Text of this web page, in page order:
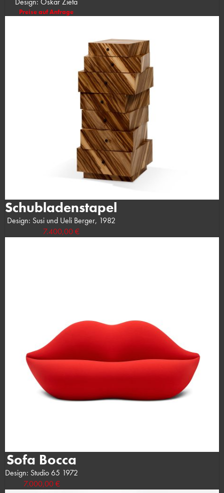
Preise auf Anfrage
Schubladenstapel
Design: Susi und Ueli Berger, 1982
7.400,00 €
Sofa Bocca
Design: Studio 65 1972
7.000,00 €